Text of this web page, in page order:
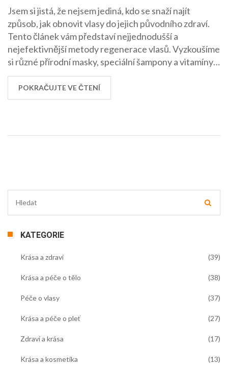
Jsem si jistá, že nejsem jediná, kdo se snaží najít
způsob, jak obnovit vlasy do jejich původního zdraví.
Tento článek vám představí nejjednodušší a
nejefektivnější metody regenerace vlasů. Vyzkoušíme
si různé přírodní masky, speciální šampony a vitamíny
pro zdravé vlasy. Pusťte se se mnou do boje proti
padání vlasů a pojdme společně obnovit zdraví a lesk
našich vlasů.
POKRAČUJTE VE ČTENÍ
KATEGORIE
Krása a zdraví (39)
Krása a péče o tělo (38)
Péče o vlasy (37)
Krása a péče o pleť (27)
Zdraví a krása (17)
Krása a kosmetika (13)